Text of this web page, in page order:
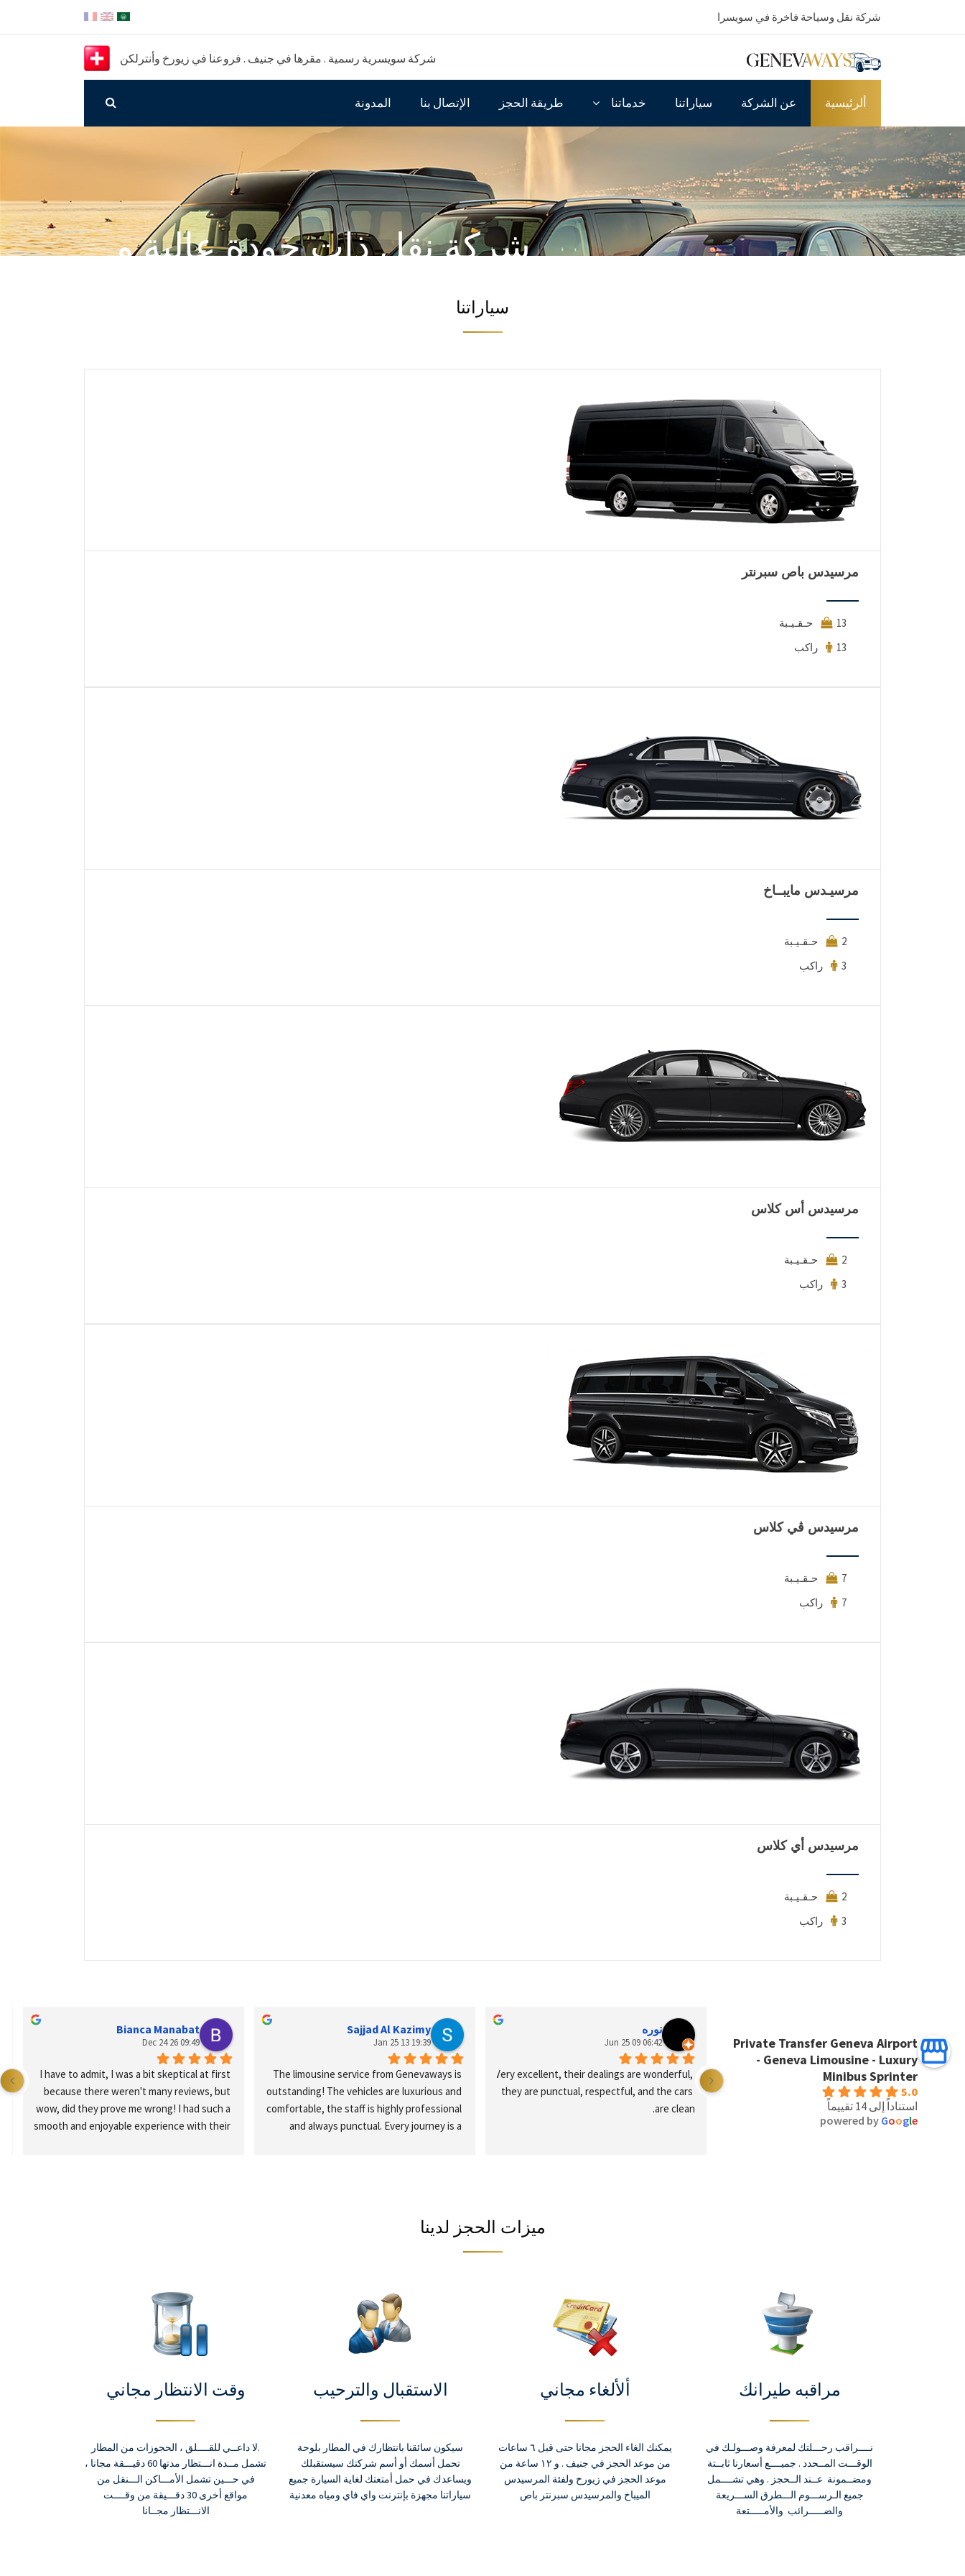
شركة نقل وسياحة فاخرة في سويسرا
شركة سويسرية رسمية . مقرها في جنيف . فروعنا في زيورخ وأنترلكن
المدونة الإتصال بنا طريقة الحجز خدماتنا سياراتنا عن الشركة ألرئيسية
شركة نقل ذات جودة عالية و
آمنة بأسعار مميزة
سياراتنا
مرسيدس باص سبرنتر
13 حـقـيـبة
13 راكب
مرسيـدس مايبــاخ
2 حـقـيـبة
3 راكب
مرسيدس أس كلاس
2 حـقـيـبة
3 راكب
مرسيدس ڤي كلاس
7 حـقـيـبة
7 راكب
مرسيدس أي كلاس
2 حـقـيـبة
3 راكب
Private Transfer Geneva Airport
- Geneva Limousine - Luxury
Minibus Sprinter
5.0
استناداً إلى 14 تقييماً
powered by Google
نوره
06:42 09 Jun 25
Very excellent, their dealings are wonderful,
they are punctual, respectful, and the cars
are clean.
Sajjad Al Kazimy
19:39 13 Jan 25
The limousine service from Genevaways is
outstanding! The vehicles are luxurious and
comfortable, the staff is highly professional
and always punctual. Every journey is a
Bianca Manabat
09:49 26 Dec 24
I have to admit, I was a bit skeptical at first
because there weren't many reviews, but
wow, did they prove me wrong! I had such a
smooth and enjoyable experience with their
ميزات الحجز لدينا
وقت الانتظار مجاني
.لا داعــي للقــــلق ، الحجوزات من المطار
تشمل مــدة انـــتظار مدتها 60 دقيـــقة مجانا ،
في حـــين تشمل الأمـــاكن الـــنقل من
مواقع أخرى 30 دقـــيقة من وقــــت
الانـــتظار مجــانا
الاستقبال والترحيب
سيكون سائقنا بانتظارك في المطار بلوحة
تحمل أسمك أو أسم شركتك سيستقبلك
ويساعدك في حمل أمتعتك لغاية السيارة جميع
سياراتنا مجهزة بإنترنت واي فاي ومياه معدنية
ألألغاء مجاني
يمكنك الغاء الحجز مجانا حتى قبل ٦ ساعات
من موعد الحجز في جنيف . و ١٢ ساعة من
موعد الحجز في زيورخ ولفئة المرسيدس
الميباخ والمرسيدس سبرنتر باص
مراقبه طيرانك
نــــراقب رحـــلتك لمعرفة وصـــولـك في
الوقـــت المــحدد . جميــــع أسعارنا ثابــتة
ومضــمونة عــند الــحجز . وهي تشــــمل
جميع الـرســـوم الـــطرق الســـريعة
والضـــــرائب والأمـــــتعة